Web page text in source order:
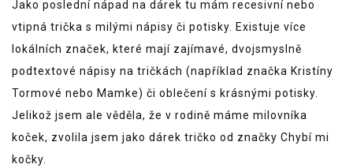
Jako poslední nápad na dárek tu mám recesivní nebo
vtipná trička s milými nápisy či potisky. Existuje více
lokálních značek, které mají zajímavé, dvojsmyslně
podtextové nápisy na tričkách (například značka Kristíny
Tormové nebo Mamke) či oblečení s krásnými potisky.
Jelikož jsem ale věděla, že v rodině máme milovníka
koček, zvolila jsem jako dárek tričko od značky Chybí mi
kočky.